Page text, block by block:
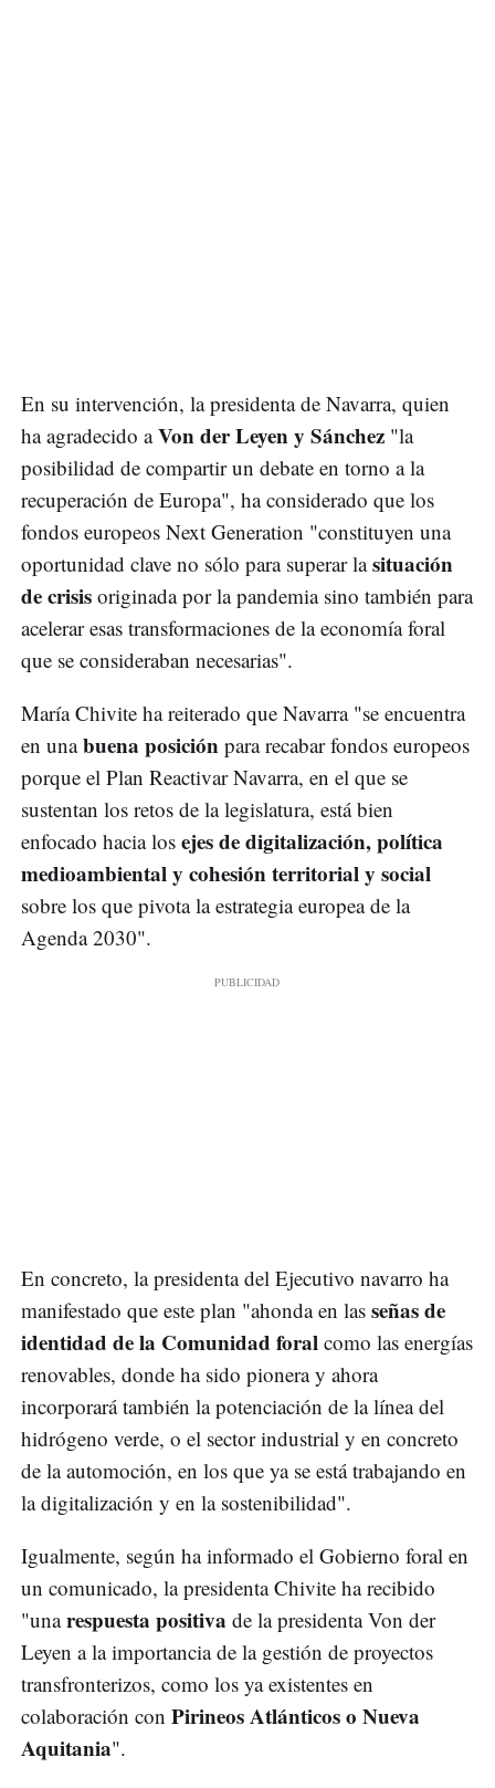
En su intervención, la presidenta de Navarra, quien
ha agradecido aVon der Leyen y Sánchez "la
posibilidad de compartir un debate en torno a la
recuperación de Europa", ha considerado que los
fondos europeos Next Generation "constituyen una
oportunidad clave no sólo para superar lasituación
de crisis originada por la pandemia sino también para
acelerar esas transformaciones de la economía foral
que se consideraban necesarias".
María Chivite ha reiterado que Navarra "se encuentra
en unabuena posición para recabar fondos europeos
porque el Plan Reactivar Navarra, en el que se
sustentan los retos de la legislatura, está bien
enfocado hacia los ejes de digitalización, política
medioambiental y cohesión territorial y social
sobre los que pivota la estrategia europea de la
Agenda 2030".
En concreto, la presidenta del Ejecutivo navarro ha
manifestado que este plan "ahonda en las señas de
identidad de la Comunidad foral como las energías
renovables, donde ha sido pionera y ahora
incorporará también la potenciación de la línea del
hidrógeno verde, o el sector industrial y en concreto
de la automoción, en los que ya se está trabajando en
la digitalización y en la sostenibilidad".
Igualmente, según ha informado el Gobierno foral en
un comunicado, la presidenta Chivite ha recibido
"unarespuesta positiva de la presidenta Von der
Leyen a la importancia de la gestión de proyectos
transfronterizos, como los ya existentes en
colaboración con Pirineos Atlánticos o Nueva
Aquitania".